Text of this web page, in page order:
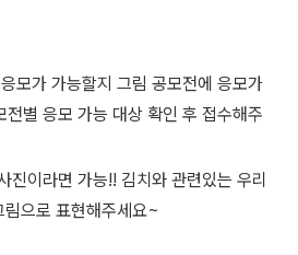
모가 가능할지 그림 공모전에 응모가
별 응모 가능 대상 확인 후 접수해주
진이라면 가능!! 김치와 관련있는 우리
으로 표현해주세요~